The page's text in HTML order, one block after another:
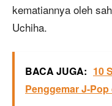
kematiannya oleh
Uchiha.
BACA JUGA: 10
Penggemar J-